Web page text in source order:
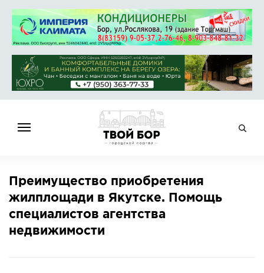
НОВОСТИ
СПРАВОЧНИК
Преимущество приобретения
жилплощади в Якутске. Помощь
специалистов агентства
недвижимости